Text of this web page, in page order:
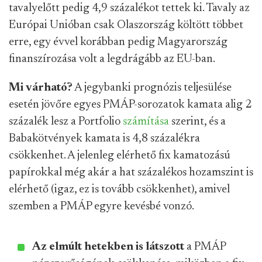
tavalyelőtt pedig 4,9 százalékot tettek ki. Tavaly az
Európai Unióban csak Olaszország költött többet
erre, egy évvel korábban pedig Magyarország
finanszírozása volt a legdrágább az EU-ban.
Mi várható? A jegybanki prognózis teljesülése
esetén jövőre egyes PMÁP-sorozatok kamata alig 2
százalék lesz a Portfolio számítása szerint, és a
Babakötvények kamata is 4,8 százalékra
csökkenhet. A jelenleg elérhető fix kamatozású
papírokkal még akár a hat százalékos hozamszint is
elérhető (igaz, ez is tovább csökkenhet), amivel
szemben a PMÁP egyre kevésbé vonzó.
Az elmúlt hetekben is látszott a PMÁP